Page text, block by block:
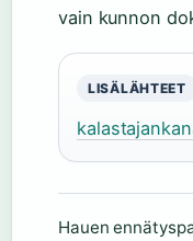
vain kunnon
LISÄLÄHTEET
Hauen